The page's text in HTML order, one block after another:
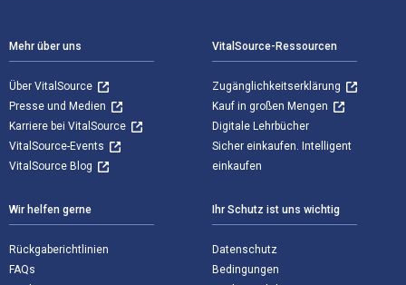
Mehr über uns
Über VitalSource
Presse und Medien
Karriere bei VitalSource
VitalSource-Events
VitalSource Blog
VitalSource-Ressourcen
Zugänglichkeitserklärung
Kauf in großen Mengen
Digitale Lehrbücher
Sicher einkaufen. Intelligent
einkaufen
Wir helfen gerne
Rückgaberichtlinien
FAQs
Ihr Schutz ist uns wichtig
Datenschutz
Bedingungen